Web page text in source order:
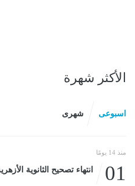
الأكثر شهرة
اسبوعى شهرى
منذ 14 يومًا
01 انتهاء تصحيح الثانوية